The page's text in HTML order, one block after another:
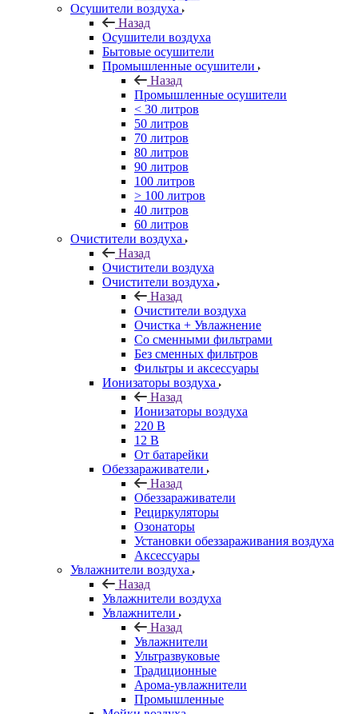
Осушители воздуха
Назад
Осушители воздуха
Бытовые осушители
Промышленные осушители
Назад
Промышленные осушители
< 30 литров
50 литров
70 литров
80 литров
90 литров
100 литров
> 100 литров
40 литров
60 литров
Очистители воздуха
Назад
Очистители воздуха
Очистители воздуха
Назад
Очистители воздуха
Очистка + Увлажнение
Cо сменными фильтрами
Без сменных фильтров
Фильтры и аксессуары
Ионизаторы воздуха
Назад
Ионизаторы воздуха
220 В
12 В
От батарейки
Обеззараживатели
Назад
Обеззараживатели
Рециркуляторы
Озонаторы
Установки обеззараживания воздуха
Аксессуары
Увлажнители воздуха
Назад
Увлажнители воздуха
Увлажнители
Назад
Увлажнители
Ультразвуковые
Традиционные
Арома-увлажнители
Промышленные